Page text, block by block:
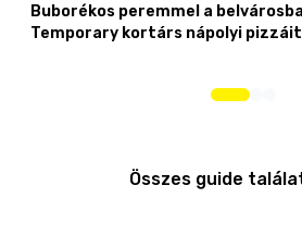
Buborékos peremmel a
Temporary kortárs nápolyi pizzáit
Összes guide